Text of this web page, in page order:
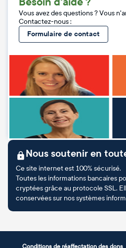
Vous avez des questions ? Vous
Contactez-nous :
Formulaire de contact
Nous soutenir en
Ce site internet est 100% sécurisé.
Toutes les informations bancaires
cryptées grâce au protocole SSL.
conservées sur nos systèmes
Conditions de réaffectation des dons